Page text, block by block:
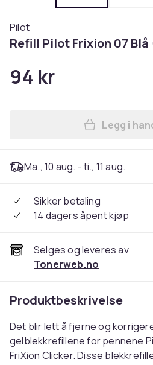
Pilot
Refill Pilot Frixion 07
94 kr
Legg i
Ma., 10 aug. - ti., 11 aug.
Sikker betaling
14 dagers åpent kjøp
Selges og leveres av
Tonerweb.no
Produktbeskrivelse
Det blir lett å fjerne og
gelblekkrefillene for pennene
FriXion Clicker. Disse